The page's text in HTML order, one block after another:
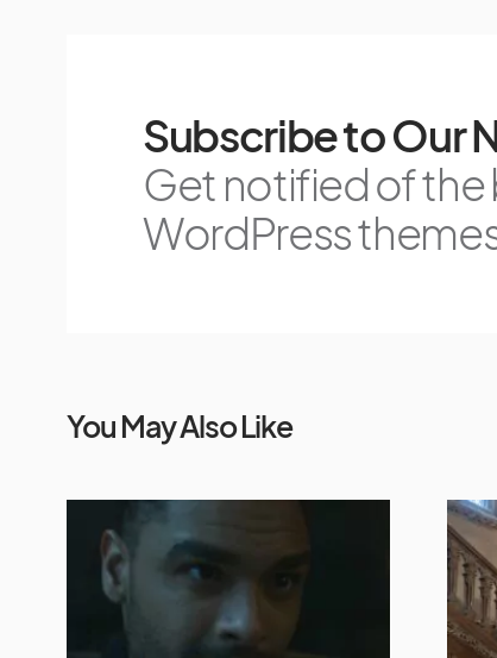
Subscribe to Our
Get notified of the
WordPress
You May Also Like